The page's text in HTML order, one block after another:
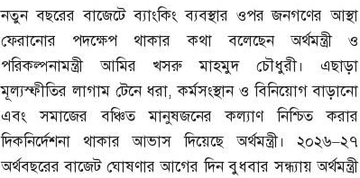
নতুন বছরের বাজেটে ব্যাংকিং ব্যবস্থার ওপর জনগণের আস্থা
ফেরানোর পদক্ষেপ থাকার কথা বলেছেন অর্থমন্ত্রী ও
পরিকল্পনামন্ত্রী আমির খসরু মাহমুদ চৌধুরী। এছাড়া
মূল্যস্ফীতির লাগাম টেনে ধরা,কর্মসংস্থান ও বিনিয়োগ বাড়ানো
এবং সমাজের বঞ্চিত মানুষজনের কল্যাণ নিশ্চিত করার
দিকনির্দেশনা থাকার আভাস দিয়েছে অর্থমন্ত্রী। ২০২৬–২৭
অর্থবছরের বাজেট ঘোষণার আগের দিন বুধবার সন্ধ্যায় অর্থমন্ত্রী